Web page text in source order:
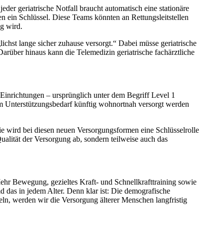
geriatrische Notfall braucht automatisch eine stationäre
Schlüssel. Diese Teams könnten an Rettungsleitstellen
wird.
lange sicher zuhause versorgt.“ Dabei müsse geriatrische
hinaus kann die Telemedizin geriatrische fachärztliche
– ursprünglich unter dem Begriff Level 1
Unterstützungsbedarf künftig wohnortnah versorgt werden
bei diesen neuen Versorgungsformen eine Schlüsselrolle
der Versorgung ab, sondern teilweise auch das
Bewegung, gezieltes Kraft- und Schnellkrafttraining sowie
das in jedem Alter. Denn klar ist: Die demografische
werden wir die Versorgung älterer Menschen langfristig